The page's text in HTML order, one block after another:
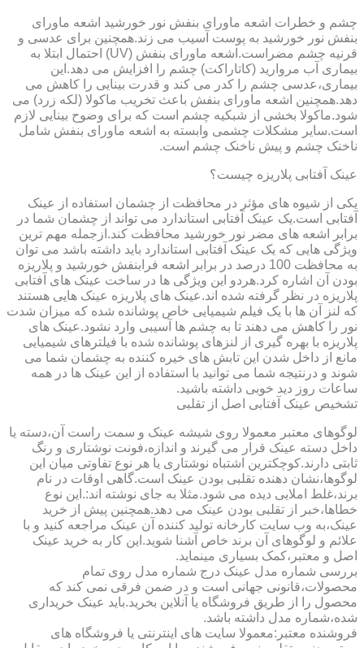
چشم و خطرات اشعه ماورای بنفش نور خورشید اشعه ماورای
بنفش نور خورشید به پوست آسیب می زند.همچنین برای عدسی و
قرنیه چشم مضراست.اشعه ماورای بنفش (UV) احتمال ابتلا به
بیماری آب مروارید (کاتاراکت) چشم را افزایش می دهد.این
بیماری،عدسی چشم را کدر می کند و قدرت بینایی را کاهش می
دهد.همچنین اشعه ماورای بنفش باعث تخریب ماکولا (لکه زرد) می
شود.ماکولا بخشی از شبکیه چشم است که برای وضوح بینایی لازم
است.سایر مشکلات چشمی وابسته به اشعه ماورای بنفش شامل
ناخنک چشم و پیش ناخنک چشم است.
عینک آفتابی پلاریزه چیست؟
یکی از شیوه های مؤثر در محافظت از چشمان استفاده از عینک
آفتابی است.یک عینک آفتابی استاندارد می تواند از چشمان شما در
برابر اشعه های مضر نور خورشید محافظت کند.ازجمله مهم ترین
ویژگی هایی که یک عینک آفتابی استاندارد باید داشته باشد می توان
به محافظت 100 درصد در برابر اشعه فرابنفش خورشید و پلاریزه
بودن آن اشاره کرد.هردو این ویژگی ها در ساخت عینک های آفتابی
پلاریزه در نظر گرفته شده اند.عینک های پلاریزه عینک هایی هستند
که لنز آن ها با یک فیلم شیمیایی خاص پوشانده شده که میزان شدت
نور را کاهش می دهند تا به چشم ها آسیبی وارد نشود.عینک های
پلاریزه با بهره گیری از لنزهای پوشانده شده با فیلترهای شیمیایی
مانع از داخل شدن این تابش های خیره کننده به چشمان شما می
شوند و درنتیجه شما می توانید با استفاده از این عینک ها در همه
ساعات روز دید خوبی داشته باشید.
تشخیص عینک آفتابی اصل از تقلبی
لوگوهای معتبر معمولا روی شیشه عینک و سمت راست آن،دسته یا
داخل دسته عینک قرار می گیرند و اندازه،فونت نوشتاری و رنگ
ثابتی دارند.کوچکترین اشتباه نوشتاری یا هر نوع تفاوتی میان این
لوگوها،نشان دهنده تقلبی بودن عینک است.گاهی اوقات در نام
برند،غلط املایی دیده می شود.مثلا به جای نوشته اند:.این نوع
خطاها،خبر از تقلبی بودن عینک می دهد.همچنین پیش از خرید
عینک،به وب سایت کارخانه تولید کننده آن عینک مراجعه کنید و با
علائم و لوگوهای آن برند خاص آشنا شوید.این کار به خرید عینک
اصل و معتبر،کمک بسیاری مینماید.
بررسی شماره مدل عینک درج شماره مدل روی تمام
محصولات،قانونی جهانی است و در ضمن فرقی نمی کند که
محصول را از طریق فروشگاه یا آنلاین بخرید.باید عینک خریداری
شده،شماره مدل داشته باشد.
فروشنده معتبر:معمولا سایت های اینترنتی یا فروشگاه های